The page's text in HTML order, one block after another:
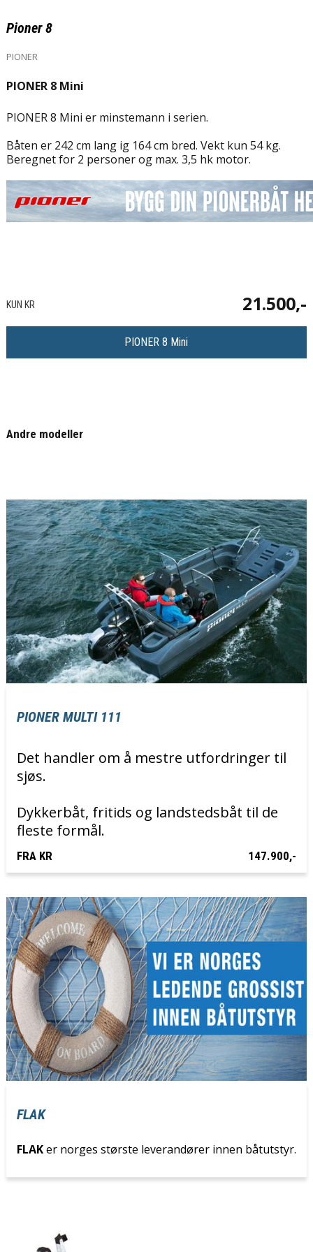
Pioner 8
PIONER
PIONER 8 Mini
PIONER 8 Mini er minstemann i serien.
Båten er 242 cm lang ig 164 cm bred. Vekt kun 54 kg.
Beregnet for 2 personer og max. 3,5 hk motor.
KUN KR 21.500,-
PIONER 8 Mini
Andre modeller
PIONER MULTI 111
Det handler om å mestre utfordringer til
sjøs.
Dykkerbåt, fritids og landstedsbåt til de
fleste formål.
FRA KR 147.900,-
FLAK
FLAKer norges største leverandører innen båtutstyr.